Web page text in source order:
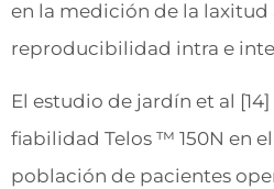
en la medición de la
reproducibilidad intra e
El estudio de jardín et al
fiabilidad Telos ™ 150N en
población de pacientes